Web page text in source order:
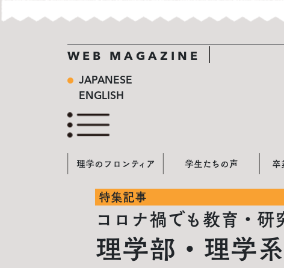
WEB MAGAZINE
JAPANESE
ENGLISH
理学のフロンティア 学生たちの声 卒
特集記事
コロナ禍でも教育・研
理学部・理学